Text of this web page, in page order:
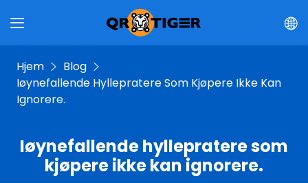
Hjem
Blog
Iøynefallende Hyllepratere Som Kjøpere Ikke Kan
Ignorere.
Iøynefallende hyllepratere som
kjøpere ikke kan ignorere.